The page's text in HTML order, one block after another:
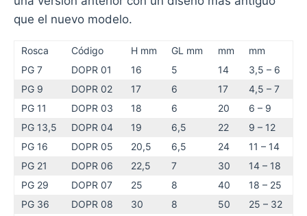
que el nuevo modelo.
Rosca Código H mm GL mm mm
mm
PG 7
DOPR 01 16 5 14
3,5 – 6
PG 9
DOPR 02 17 6 17
4,5 – 7
PG 11
DOPR 03 18 6 20
6 – 9
PG 13,5
DOPR 04 19 6,5 22
9 – 12
PG 16
DOPR 05 20,5 6,5 24
11 – 14
PG 21
DOPR 06 22,5 7 30
14 – 18
PG 29
DOPR 07 25 8 40
18 – 25
PG 36
DOPR 08 30 8 50
25 – 32